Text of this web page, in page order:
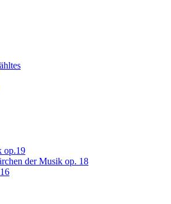
op.19
der Musik op. 18